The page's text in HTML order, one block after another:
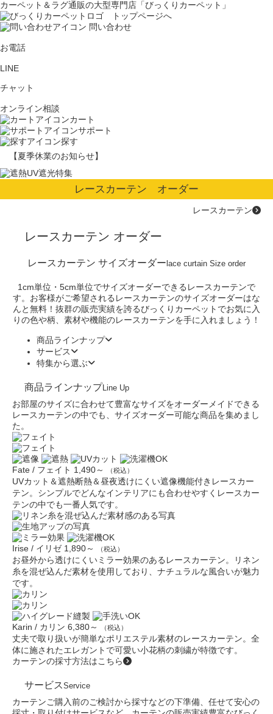
カーペット＆ラグ通販の大型専門店「びっくりカーペット」
問い合わせ
お電話
LINE
チャット
オンライン相談
カート
サポート
探す
【夏季休業のお知らせ】
レースカーテン オーダー
レースカーテン
レースカーテン オーダー
レースカーテン サイズオーダー lace curtain Size order
1cm単位・5cm単位でサイズオーダーできるレースカーテンで
す。お客様がご希望されるレースカーテンのサイズオーダーはな
んと無料！抜群の販売実績を誇るびっくりカーペットでお気に入
りの色や柄、素材や機能のレースカーテンを手に入れましょう！
商品ラインナップ
サービス
特集から選ぶ
商品ラインナップLine Up
お部屋のサイズに合わせて豊富なサイズをオーダーメイドできる
レースカーテンの中でも、サイズオーダー可能な商品を集めまし
た。
Fate / フェイト 1,490～ （税込）
UVカット＆遮熱断熱＆昼夜透けにくい遮像機能付きレースカー
テン。シンプルでどんなインテリアにも合わせやすくレースカー
テンの中でも一番人気です。
Irise / イリゼ 1,890～ （税込）
お昼外から透けにくいミラー効果のあるレースカーテン。リネン
糸を混ぜ込んだ素材を使用しており、ナチュラルな風合いが魅力
です。
Karin / カリン 6,380～ （税込）
丈夫で取り扱いが簡単なポリエステル素材のレースカーテン。全
体に施されたエレガントで可愛い小花柄の刺繍が特徴です。
カーテンの採寸方法はこちら
サービスService
カーテンご購入前のご検討から採寸などの下準備、任せて安心の